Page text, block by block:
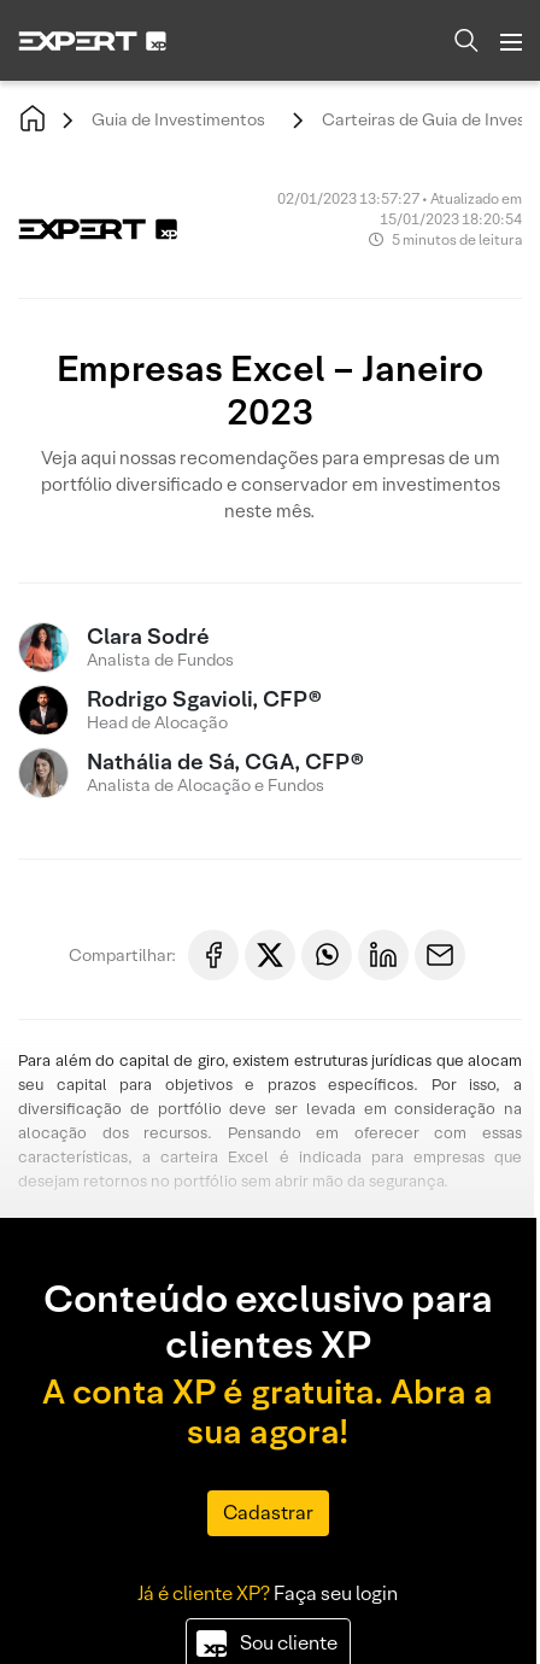
Guia de Investimentos Carteiras de Guia de
02/01/2023 13:57:27 • Atualizado em
15/01/2023 18:20:54
5 minutos de leitura
Empresas Excel – Janeiro
2023
Veja aqui nossas recomendações para empresas de um
portfólio diversificado e conservador em investimentos
neste mês.
Clara Sodré
Analista de Fundos
Rodrigo Sgavioli, CFP®
Head de Alocação
Nathália de Sá, CGA, CFP®
Analista de Alocação e Fundos
Compartilhar:
Para além do capital de giro, existem estruturas jurídicas que alocam
seu capital para objetivos e prazos específicos. Por isso, a
diversificação de portfólio deve ser levada em consideração na
alocação dos recursos. Pensando em oferecer com essas
características, a carteira Excel é indicada para empresas que
desejam retornos no portfólio sem abrir mão da segurança.
Conteúdo exclusivo para
clientes XP
A conta XP é gratuita. Abra a
sua agora!
Cadastrar
Já é cliente XP?Faça seu login
Sou cliente